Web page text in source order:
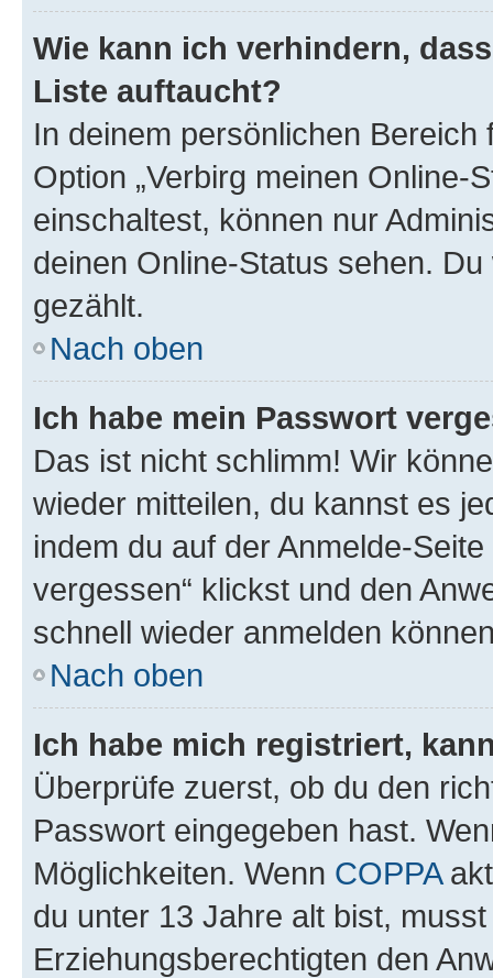
Wie kann ich verhindern,
Liste auftaucht?
In deinem persönlichen
Option „Verbirg meinen Online-
einschaltest, können nur
deinen Online-Status sehen.
gezählt.
Nach oben
Ich habe mein Passwort
Das ist nicht schlimm! Wir
wieder mitteilen, du kannst es
indem du auf der Anmelde-
vergessen“ klickst und den
schnell wieder anmelden
Nach oben
Ich habe mich registriert,
Überprüfe zuerst, ob du den
Passwort eingegeben hast.
Möglichkeiten. Wenn COPPA
du unter 13 Jahre alt bist,
Erziehungsberechtigten den